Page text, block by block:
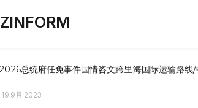
总统府任免事件国情咨文跨里海国际运输路线
19 9月 2023